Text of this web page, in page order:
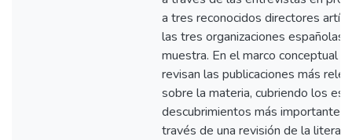
a tres reconocidos directores
las tres organizaciones españolas
muestra. En el marco conceptual
revisan las publicaciones más
sobre la materia, cubriendo los
descubrimientos más importantes,
través de una revisión de la